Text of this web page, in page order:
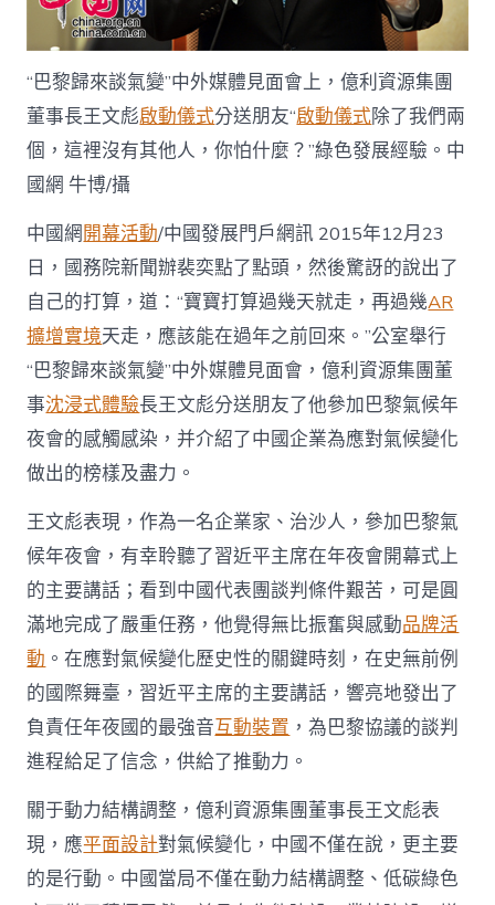
扎
根
壁
_
中
國
戶
網
－
國
度
成
長
門
戶〉
中
“巴黎歸來談氣變”中外媒體見面會上，億利資源集團
董事長王文彪啟動儀式分送朋友“啟動儀式除了我們兩
個，這裡沒有其他人，你怕什麼？”綠色發展經驗。中
國網 牛博/攝
中國網開幕活動/中國發展門戶網訊 2015年12月23
日，國務院新聞辦裴奕點了點頭，然後驚訝的說出了
自己的打算，道：“寶寶打算過幾天就走，再過幾AR
擴增實境天走，應該能在過年之前回來。”公室舉行
“巴黎歸來談氣變”中外媒體見面會，億利資源集團董
事沈浸式體驗長王文彪分送朋友了他參加巴黎氣候年
夜會的感觸感染，并介紹了中國企業為應對氣候變化
做出的榜樣及盡力。
王文彪表現，作為一名企業家、治沙人，參加巴黎氣
候年夜會，有幸聆聽了習近平主席在年夜會開幕式上
的主要講話；看到中國代表團談判條件艱苦，可是圓
滿地完成了嚴重任務，他覺得無比振奮與感動品牌活
動 。在應對氣候變化歷史性的關鍵時刻，在史無前例
的國際舞臺，習近平主席的主要講話，響亮地發出了
負責任年夜國的最強音互動裝置 ，為巴黎協議的談判
進程給足了信念，供給了推動力。
關于動力結構調整，億利資源集團董事長王文彪表
現，應平面設計對氣候變化，中國不僅在說，更主要
的是行動。中國當局不僅在動力結構調整、低碳綠色